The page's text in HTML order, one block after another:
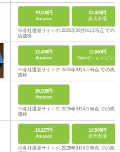
19,200円
Amazon
22,480円
楽天市場
※各社通販サイトの 2025年09月01日時点 での税
込価格
12,480円
Amazon
12,840円
Yahoo!ショッピング
※各社通販サイトの 2025年9月4日時点 での税込
価格
16,999円
Amazon
※各社通販サイトの 2025年9月4日時点 での税込
価格
13,227円
Amazon
14,540円
楽天市場
※各社通販サイトの 2025年9月4日時点 での税込